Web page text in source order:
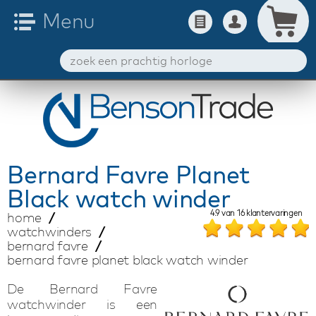
Bernard Favre Planet
Black watch winder
home
watchwinders
bernard favre
bernard favre planet black watch winder
4.9van 16klantervaringen
De Bernard Favre
watchwinder is een